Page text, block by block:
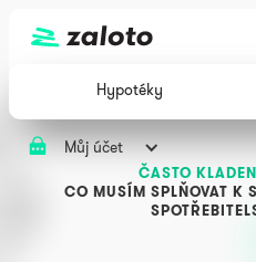
Hypotéky
Můj účet
ČASTO
CO MUSÍM SPLŇOVAT K